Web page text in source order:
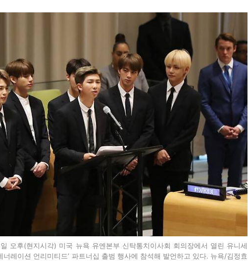
오후(현지시각) 미국 뉴욕 유엔본부 신탁통치이사회 회의장에서 열린 유니세
너레이션 언리미티드’ 파트너십 출범 행사에 참석해 발언하고 있다. 뉴욕/김정효